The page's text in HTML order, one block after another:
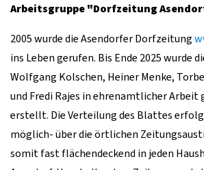
Arbeitsgruppe "Dorfzeitung
2005 wurde die Asendorfer Dorfzeitung
ins Leben gerufen. Bis Ende 2025 wurde
Wolfgang Kolschen, Heiner Menke,
und Fredi Rajes in ehrenamtlicher
erstellt. Die Verteilung des Blattes
möglich- über die örtlichen
somit fast flächendeckend in jeden